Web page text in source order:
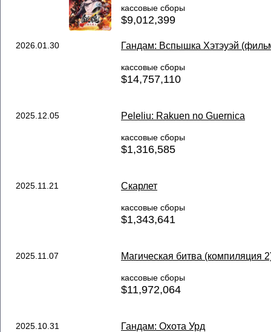
кассовые сборы
$9,012,399
2026.01.30 Гандам: Вспышка Хэтэуэй
кассовые сборы
$14,757,110
2025.12.05 Peleliu: Rakuen no Guernica
кассовые сборы
$1,316,585
2025.11.21 Скарлет
кассовые сборы
$1,343,641
2025.11.07 Магическая битва (компиляция
кассовые сборы
$11,972,064
2025.10.31 Гандам: Охота Урд